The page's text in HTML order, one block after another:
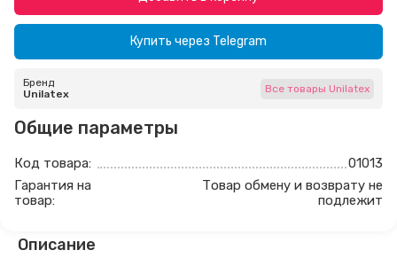
Купить через Telegram
Бренд
Unilatex
Все товары Unilatex
Общие параметры
Код товара:
01013
Гарантия на
товар:
Товар обмену и возврату не
подлежит
Описание